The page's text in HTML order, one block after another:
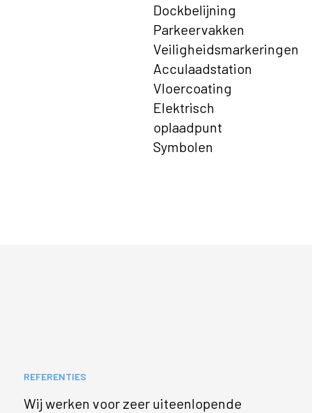
Dockbelijning
Parkeervakken
Veiligheidsmarkeringen
Acculaadstation
Vloercoating
Elektrisch
oplaadpunt
Symbolen
REFERENTIES
Wij werken voor zeer uiteenlopende